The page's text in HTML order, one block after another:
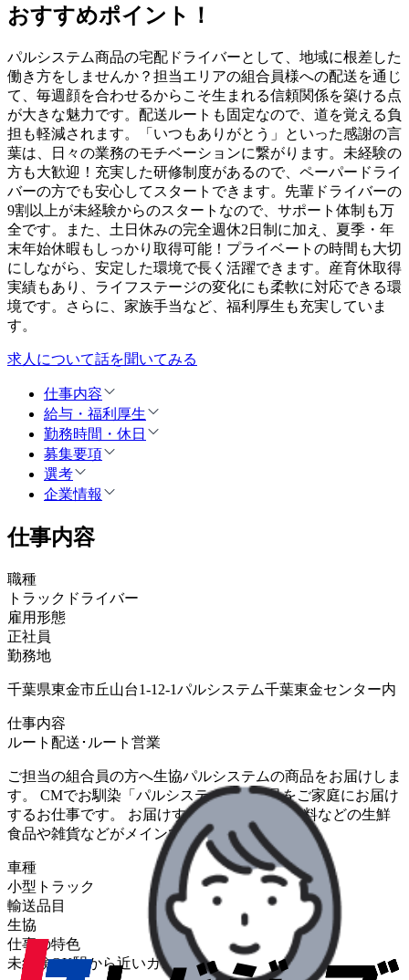
おすすめポイント！
パルシステム商品の宅配ドライバーとして、地域に根差した
働き方をしませんか？担当エリアの組合員様への配送を通じ
て、毎週顔を合わせるからこそ生まれる信頼関係を築ける点
が大きな魅力です。配送ルートも固定なので、道を覚える負
担も軽減されます。「いつもありがとう」といった感謝の言
葉は、日々の業務のモチベーションに繋がります。未経験の
方も大歓迎！充実した研修制度があるので、ペーパードライ
バーの方でも安心してスタートできます。先輩ドライバーの
9割以上が未経験からのスタートなので、サポート体制も万
全です。また、土日休みの完全週休2日制に加え、夏季・年
末年始休暇もしっかり取得可能！プライベートの時間も大切
にしながら、安定した環境で長く活躍できます。産育休取得
実績もあり、ライフステージの変化にも柔軟に対応できる環
境です。さらに、家族手当など、福利厚生も充実していま
す。
求人について話を聞いてみる
仕事内容
給与・福利厚生
勤務時間・休日
募集要項
選考
企業情報
仕事内容
職種
トラックドライバー
雇用形態
正社員
勤務地
千葉県東金市丘山台1-12-1パルシステム千葉東金センター内
仕事内容
ルート配送･ルート営業
ご担当の組合員の方へ生協パルシステムの商品をお届けしま
す。 CMでお馴染「パルシステム」の商品をご家庭にお届け
するお仕事です。 お届けする商品は野菜・飲料などの生鮮
食品や雑貨などがメインです。
車種
小型トラック
輸送品目
生協
仕事の特色
未経験OK駅から近いカゴ台車